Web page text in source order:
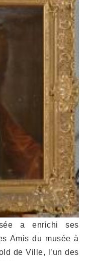
a enrichi ses
Amis du musée à
de Ville, l’un des